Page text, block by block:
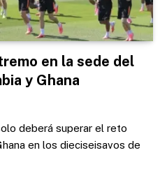
en la sede del
y Ghana
deberá superar el reto
en los dieciseisavos de